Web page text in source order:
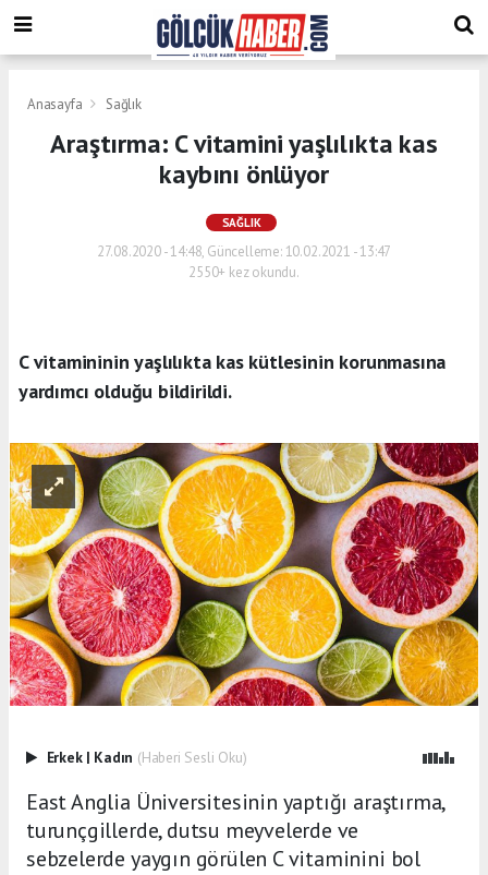
Anasayfa Sağlık
Araştırma: C vitamini yaşlılıkta kas
kaybını önlüyor
SAĞLIK
27.08.2020 - 14:48, Güncelleme: 10.02.2021 - 13:47
2550+ kez okundu.
C vitamininin yaşlılıkta kas kütlesinin korunmasına
yardımcı olduğu bildirildi.
Erkek | Kadın (Haberi Sesli Oku)
East Anglia Üniversitesinin yaptığı araştırma,
turunçgillerde, dutsu meyvelerde ve
sebzelerde yaygın görülen C vitaminini bol